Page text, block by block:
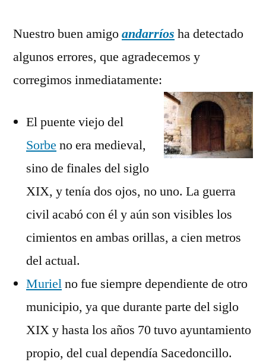
Muriel
Nuestro buen amigoandarríos ha detectado
algunos errores, que agradecemos y
corregimos inmediatamente:
El puente viejo del
Sorbe no era medieval,
sino de finales del siglo
XIX, y tenía dos ojos, no uno. La guerra
civil acabó con él y aún son visibles los
cimientos en ambas orillas, a cien metros
del actual.
Murielno fue siempre dependiente de otro
municipio, ya que durante parte del siglo
XIX y hasta los años 70 tuvo ayuntamiento
propio, del cual dependía Sacedoncillo.